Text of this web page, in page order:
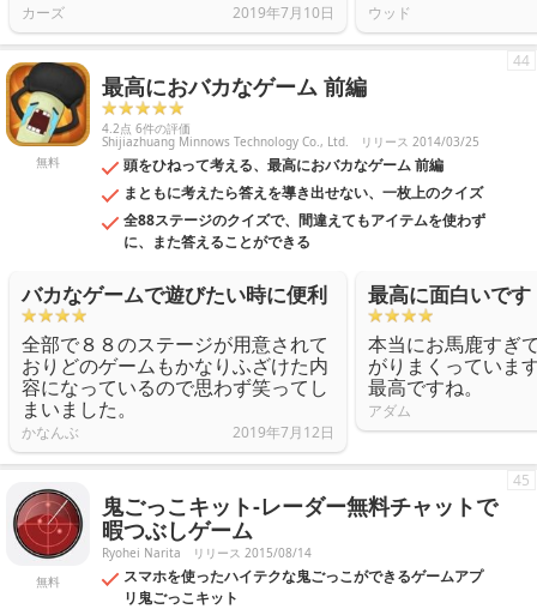
カーズ 2019年7月10日 ウッド
無料
最高におバカなゲーム 前編
4.2点 6件の評価
Shijiazhuang Minnows Technology Co., Ltd. リリース 2014/03/25
頭をひねって考える、最高におバカなゲーム 前編
まともに考えたら答えを導き出せない、一枚上のクイズ
全88ステージのクイズで、間違えてもアイテムを使わず
に、また答えることができる
44
バカなゲームで遊びたい時に便利
全部で８８のステージが用意されて
おりどのゲームもかなりふざけた内
容になっているので思わず笑ってし
まいました。
かなんぶ 2019年7月12日
最高に面白いです
本当にお馬鹿すぎ
がりまくっていま
最高ですね。
アダム
無料
鬼ごっこキット-レーダー無料チャットで
暇つぶしゲーム
Ryohei Narita リリース 2015/08/14
スマホを使ったハイテクな鬼ごっこができるゲームアプ
リ鬼ごっこキット
45